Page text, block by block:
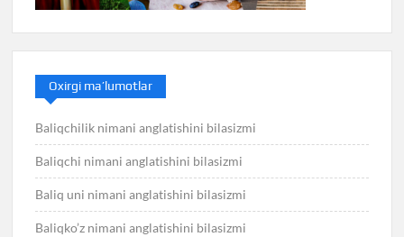
Oxirgi ma’lumotlar
Baliqchilik nimani anglatishini bilasizmi
Baliqchi nimani anglatishini bilasizmi
Baliq uni nimani anglatishini bilasizmi
Baliqko’z nimani anglatishini bilasizmi